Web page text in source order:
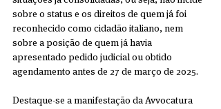
sobre o status e os direitos de quem já foi
reconhecido como cidadão italiano, nem
sobre a posição de quem já havia
apresentado pedido judicial ou obtido
agendamento antes de 27 de março de 2025.
Destaque-se a manifestação da Avvocatura